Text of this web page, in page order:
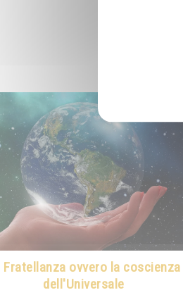
Fratellanza ovvero la coscienza
dell'Universale